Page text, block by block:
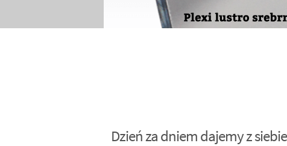
Dzień za dniem dajemy z